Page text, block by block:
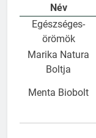
Név
Egészséges-
örömök
Marika Natura
Boltja
Menta Biobolt